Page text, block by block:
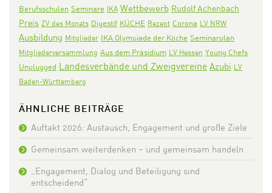
Berufsschulen Seminare IKA Wettbewerb Rudolf Achenbach
Preis ZV des Monats Digestif KÜCHE Rezept Corona LV NRW
Ausbildung Mitglieder IKA Olympiade der Köche Seminarplan
Mitgliederversammlung Aus dem Präsidium LV Hessen Young Chefs
Unplugged Landesverbände und Zweigvereine Azubi LV
Baden-Württemberg
ÄHNLICHE BEITRÄGE
Auftakt 2026: Austausch, Engagement und große Ziele
Gemeinsam weiterdenken – und gemeinsam handeln
„Engagement, Dialog und Beteiligung sind
entscheidend“